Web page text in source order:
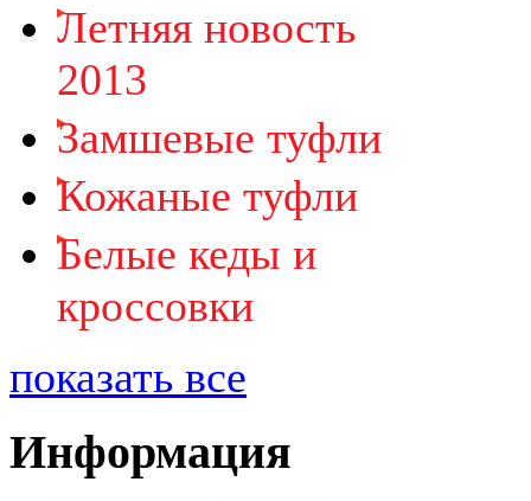
Летняя новость
2013
Замшевые туфли
Кожаные туфли
Белые кеды и
кроссовки
показать все
Информация